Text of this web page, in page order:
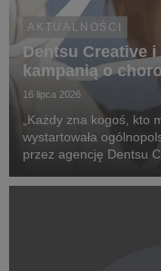
AKTUALNOŚCI
Dentsu Creative i
kampanią o
16 lipca 2026
„Każdy zna kogoś, kto
wystartowała
przez agencję Dentsu
chorób rzadkich,